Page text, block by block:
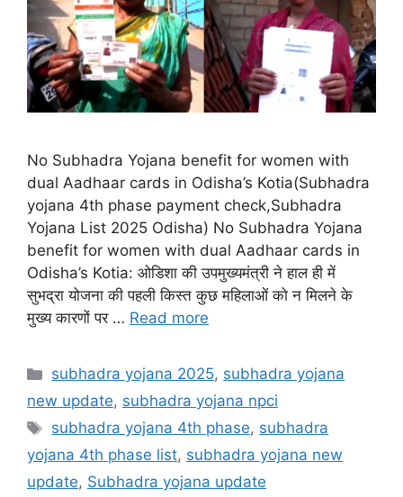
No Subhadra Yojana benefit for women with
dual Aadhaar cards in Odisha’s Kotia(Subhadra
yojana 4th phase payment check,Subhadra
Yojana List 2025 Odisha) No Subhadra Yojana
benefit for women with dual Aadhaar cards in
Odisha’s Kotia: ओडिशा की उपमुख्यमंत्री ने हाल ही में
सुभद्रा योजना की पहली किस्त कुछ महिलाओं को न मिलने के
मुख्य कारणों पर … Read more
Categories
subhadra yojana 2025, subhadra yojana
new update, subhadra yojana npci
Tags
subhadra yojana 4th phase, subhadra
yojana 4th phase list, subhadra yojana new
update, Subhadra yojana update